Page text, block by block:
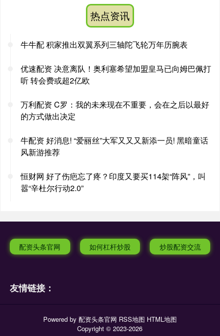
热点资讯
牛牛配 积家推出双翼系列三轴陀飞轮万年历腕表
优速配资 决意离队！奥利塞希望加盟皇马已向姆巴佩打
听 转会费或超2亿欧
万利配资 C罗：我的未来现在不重要，会在之后以最好
的方式做出决定
牛配资 好消息! “爱丽丝”大军又又又新添一员! 黑暗童话
风新游推荐
恒财网 好了伤疤忘了疼？印度又要买114架“阵风”，叫
嚣“辛杜尔行动2.0”
配资头条官网 如何杠杆炒股 炒股配资交流
友情链接：
Powered by 配资头条官网 RSS地图 HTML地图
Copyright© 2023-2026